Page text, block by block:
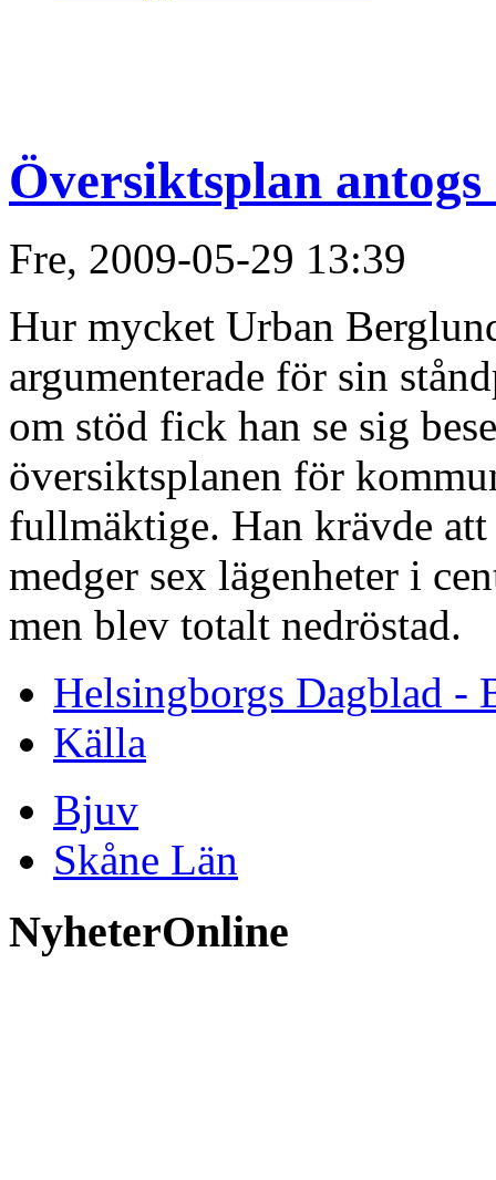
Översiktsplan
Fre, 2009-05-29 13:39
Hur mycket Urban
argumenterade för sin
om stöd fick han se sig
översiktsplanen för
fullmäktige. Han krävde att
medger sex lägenheter i
men blev totalt nedröstad.
Helsingborgs Dagblad -
Källa
Bjuv
Skåne Län
NyheterOnline